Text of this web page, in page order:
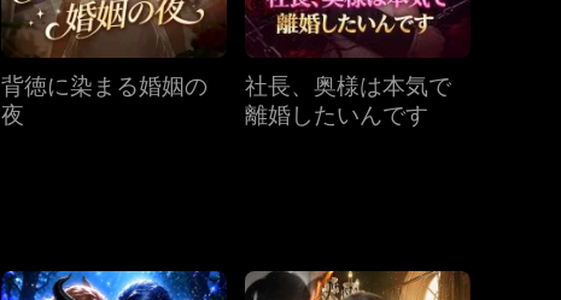
第40話
背徳に染まる婚姻の
夜
社長、奥様は本気で
離婚したいんです